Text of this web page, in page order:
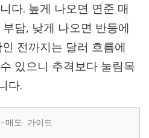
다. 높게 나오면 연준 매
담, 낮게 나오면 반등에
전까지는 달러 흐름에
있으니 추격보다 눌림목
다.
매도 가이드